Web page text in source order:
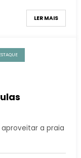
LER MAIS
a praia